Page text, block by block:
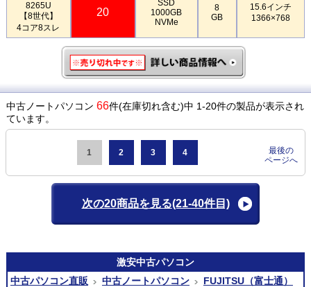
8265U
【8世代】
4コア8スレ
20
SSD
1000GB
NVMe
8
GB
15.6インチ
1366×768
中古ノートパソコン 66件(在庫切れ含む)中 1-20件の製品が表示され
ています。
1 2 3 4
最後の
ページへ
次の20商品を見る(21-40件目)
激安中古パソコン
中古パソコン直販
中古ノートパソコン
FUJITSU（富士通）